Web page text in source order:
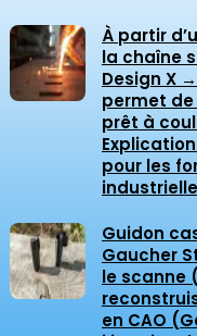
À partir
la chaîne
Design X
permet
prêt à
pour les
Guidon
Gaucher
le scanne
en CAO